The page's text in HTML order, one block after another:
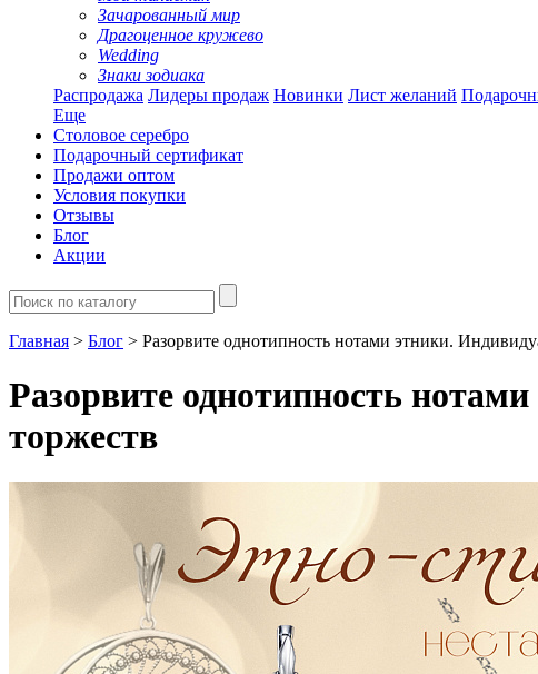
Зачарованный мир
Драгоценное кружево
Wedding
Знаки зодиака
Распродажа Лидеры продаж Новинки Лист желаний
Еще
Столовое серебро
Подарочный сертификат
Продажи оптом
Условия покупки
Отзывы
Блог
Акции
Главная > Блог > Разорвите однотипность нотами этники.
Разорвите однотипность
торжеств